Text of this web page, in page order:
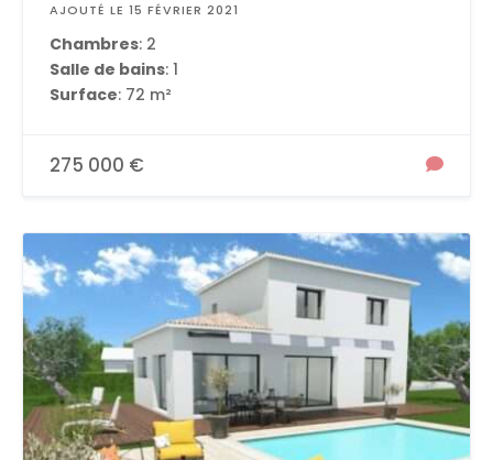
AJOUTÉ LE 15 FÉVRIER 2021
Chambres: 2
Salle de bains: 1
Surface: 72 m²
275 000 €